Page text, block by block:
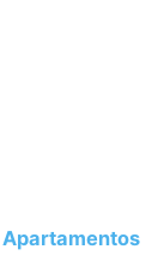
Apartamentos